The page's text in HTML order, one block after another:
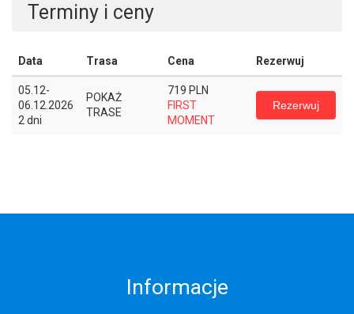
Terminy i ceny
Data Trasa Cena Rezerwuj
05.12-
06.12.2026
2 dni
POKAŻ
TRASE
719 PLN
FIRST
MOMENT
Rezerwuj
Informacje